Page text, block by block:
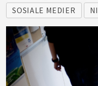
SOSIALE MEDIER